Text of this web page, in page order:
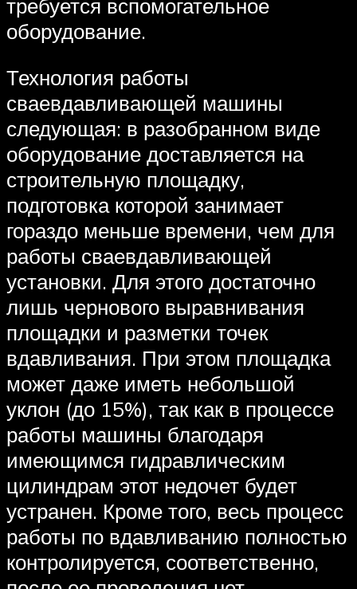
требуется вспомогательное
оборудование.
Технология работы
сваевдавливающей машины
следующая: в разобранном виде
оборудование доставляется на
строительную площадку,
подготовка которой занимает
гораздо меньше времени, чем для
работы сваевдавливающей
установки. Для этого достаточно
лишь чернового выравнивания
площадки и разметки точек
вдавливания. При этом площадка
может даже иметь небольшой
уклон (до 15%), так как в процессе
работы машины благодаря
имеющимся гидравлическим
цилиндрам этот недочет будет
устранен. Кроме того, весь процесс
работы по вдавливанию полностью
контролируется, соответственно,